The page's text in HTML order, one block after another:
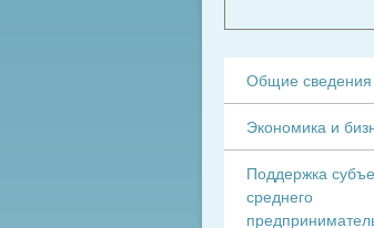
Общие сведения
Экономика и
Поддержка
среднего